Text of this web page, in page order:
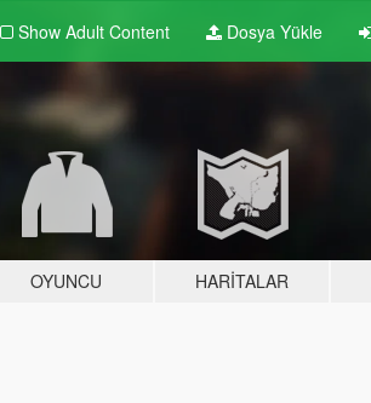
Show Adult Content Dosya Yükle
OYUNCU HARITALAR